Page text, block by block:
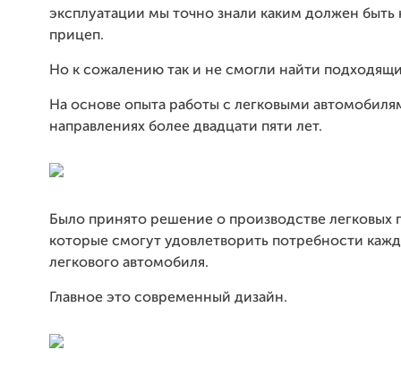
эксплуатации мы точно знали каким должен
прицеп.
Но к сожалению так и не смогли найти
На основе опыта работы с легковыми
направлениях более двадцати пяти лет.
Было принято решение о производстве легковых
которые смогут удовлетворить потребности
легкового автомобиля.
Главное это современный дизайн.